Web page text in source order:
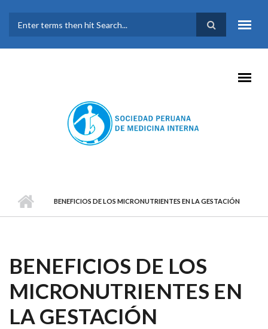
FORMULARIO DE
BÚSQUEDA
BENEFICIOS DE LOS MICRONUTRIENTES EN LA GESTACIÓN
BENEFICIOS DE LOS
MICRONUTRIENTES EN
LA GESTACIÓN